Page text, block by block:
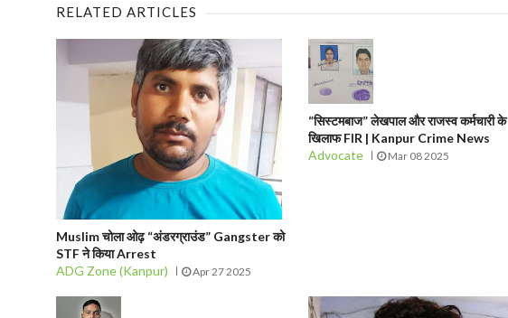
RELATED ARTICLES
Muslim चोला ओढ़ “अंडरग्राउंड” Gangster को
STF ने किया Arrest
ADG Zone (Kanpur)
Apr 27 2025
“सिस्टमबाज” लेखपाल और राजस्व कर्मचारी के
खिलाफ FIR | Kanpur Crime News
Advocate
Mar 08 2025